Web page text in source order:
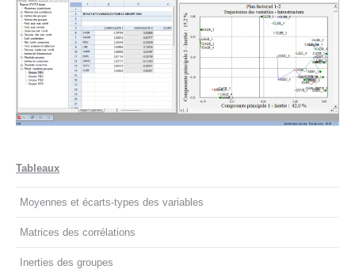
Tableaux
Moyennes et écarts-types des variables
Matrices des corrélations
Inerties des groupes